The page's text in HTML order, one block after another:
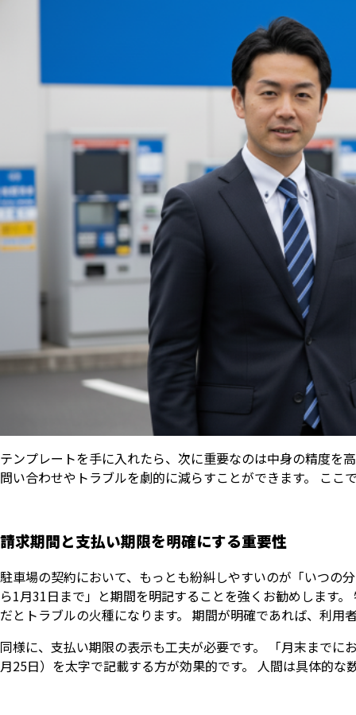
テンプレートを手に入れたら、次に重要なのは中身の精度を
問い合わせやトラブルを劇的に減らすことができます。 こ
請求期間と支払い期限を明確にする重要性
駐車場の契約において、もっとも紛糾しやすいのが「いつの
ら1月31日まで」と期間を明記することを強くお勧めします
だとトラブルの火種になります。 期間が明確であれば、利
同様に、支払い期限の表示も工夫が必要です。 「月末まで
月25日）を太字で記載する方が効果的です。 人間は具体的